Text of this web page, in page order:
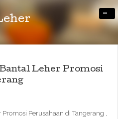
-
Leher Promosi
Perusahaan di Tangerang ,